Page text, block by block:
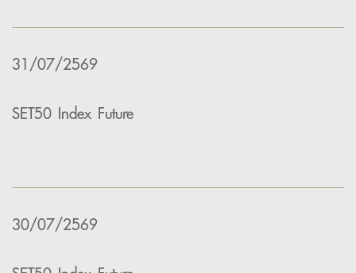
31/07/2569
SET50 Index Future
30/07/2569